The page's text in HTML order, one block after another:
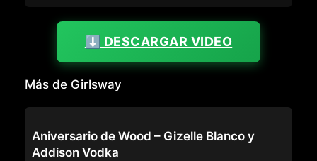
⬇️ DESCARGAR VIDEO
Más de Girlsway
Aniversario de Wood – Gizelle Blanco y
Addison Vodka